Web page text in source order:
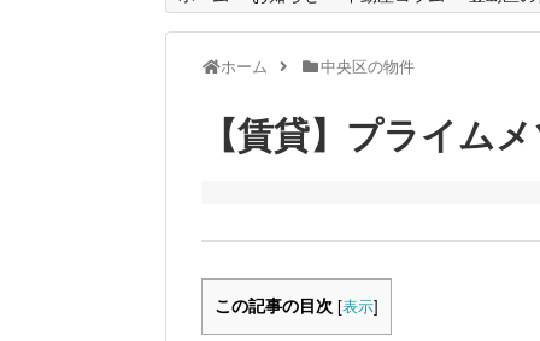
ホーム 中央区の物件
【賃貸】プライム
この記事の目次 [表示]